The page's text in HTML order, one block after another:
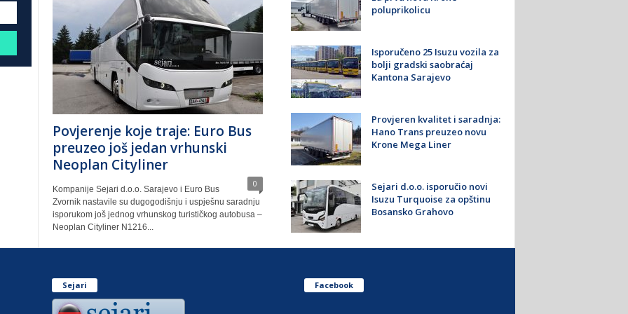
Povjerenje koje traje: Euro Bus
preuzeo još jedan vrhunski
Neoplan Cityliner
0
Kompanije Sejari d.o.o. Sarajevo i Euro Bus
Zvornik nastavile su dugogodišnju i uspješnu saradnju
isporukom još jednog vrhunskog turističkog autobusa –
Neoplan Cityliner N1216...
poluprikolicu
Isporučeno 25 Isuzu vozila za
bolji gradski saobraćaj
Kantona Sarajevo
Provjeren kvalitet i saradnja:
Hano Trans preuzeo novu
Krone Mega Liner
Sejari d.o.o. isporučio novi
Isuzu Turquoise za opštinu
Bosansko Grahovo
Sejari Facebook